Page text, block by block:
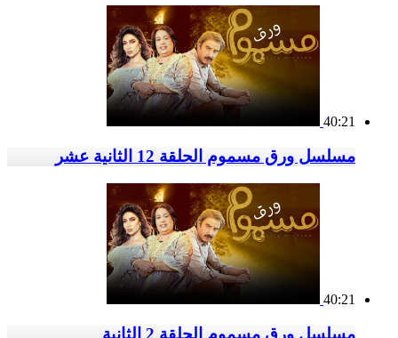
40:21
مسلسل ورق مسموم الحلقة 12 الثانية عشر
40:21
مسلسل ورق مسموم الحلقة 2 الثانية